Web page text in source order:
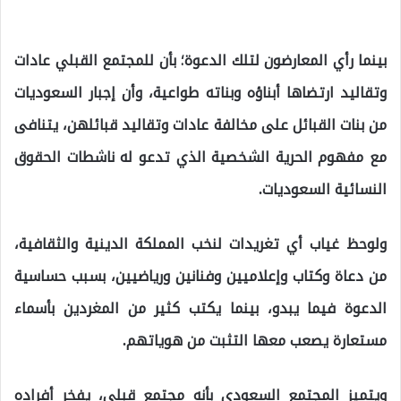
بينما رأي المعارضون لتلك الدعوة؛ بأن للمجتمع القبلي عادات
وتقاليد ارتضاها أبناؤه وبناته طواعية، وأن إجبار السعوديات
من بنات القبائل على مخالفة عادات وتقاليد قبائلهن، يتنافى
مع مفهوم الحرية الشخصية الذي تدعو له ناشطات الحقوق
النسائية السعوديات.
ولوحظ غياب أي تغريدات لنخب المملكة الدينية والثقافية،
من دعاة وكتاب وإعلاميين وفنانين ورياضيين، بسبب حساسية
الدعوة فيما يبدو، بينما يكتب كثير من المغردين بأسماء
مستعارة يصعب معها التثبت من هوياتهم.
ويتميز المجتمع السعودي بأنه مجتمع قبلي، يفخر أفراده